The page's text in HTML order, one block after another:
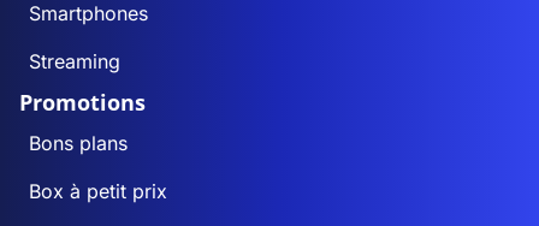
Smartphones
Streaming
Promotions
Bons plans
Box à petit prix